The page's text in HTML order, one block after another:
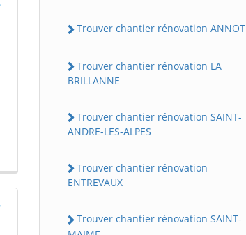
Trouver chantier rénovation ANNOT
Trouver chantier rénovation LA
BRILLANNE
Trouver chantier rénovation SAINT-
ANDRE-LES-ALPES
Trouver chantier rénovation
ENTREVAUX
Trouver chantier rénovation SAINT-